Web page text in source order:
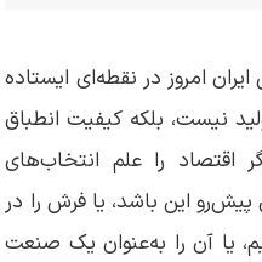
امروز در نقطه‌ای ایستاده
نیست، بلکه کیفیت انطباق
اقتصاد را علم انتخاب‌های
این باشد، یا فرش را در
یا آن را به‌عنوان یک صنعت